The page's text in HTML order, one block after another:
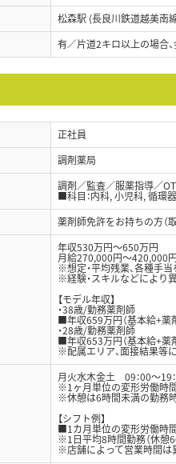
松森駅 (長良川鉄道越美南
有／片道2キロ以上の場合
正社員
調剤薬局
調剤／監査／服薬指導／
■科目：内科, 小児科, 循環
薬剤師免許をお持ちの方（
年収530万円～650万円
月給270,000円～420,000円
※想定・平均残業、各種手
※経験・スキルなどにより
【モデル年収】
・38歳/勤務薬剤師
■年収659万円（基本給+薬
・28歳/勤務薬剤師
■年収653万円（基本給+薬
※配属エリア、面接結果等
月火水木金土 09：00～19
※1ヶ月単位の変形労働時間
※休憩は6時間未満の勤務
【シフト例】
■1カ月単位の変形労働時
※1日平均8時間勤務（休憩
※店舗によって営業時間は